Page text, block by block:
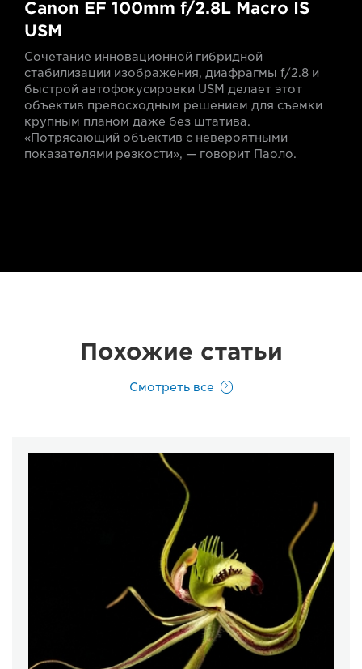
Canon EF 100mm f/2.8L Macro IS
USM
Сочетание инновационной гибридной
стабилизации изображения, диафрагмы f/2.8 и
быстрой автофокусировки USM делает этот
объектив превосходным решением для съемки
крупным планом даже без штатива.
«Потрясающий объектив с невероятными
показателями резкости», — говорит Паоло.
Похожие статьи
Смотреть все